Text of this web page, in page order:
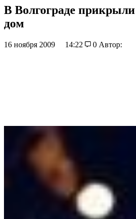
В Волгограде
дом
16 ноября 2009 14:22 0 Автор: